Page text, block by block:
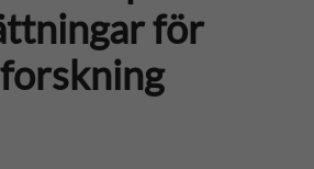
w
för